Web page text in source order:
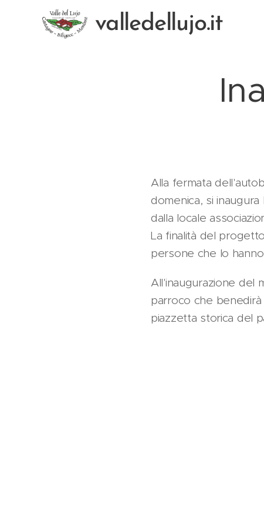
valledellujo.it
Alla fermata
domenica, si
dalla locale
La finalità del
persone che lo
All'inaugurazione del
parroco che benedirà
piazzetta storica del